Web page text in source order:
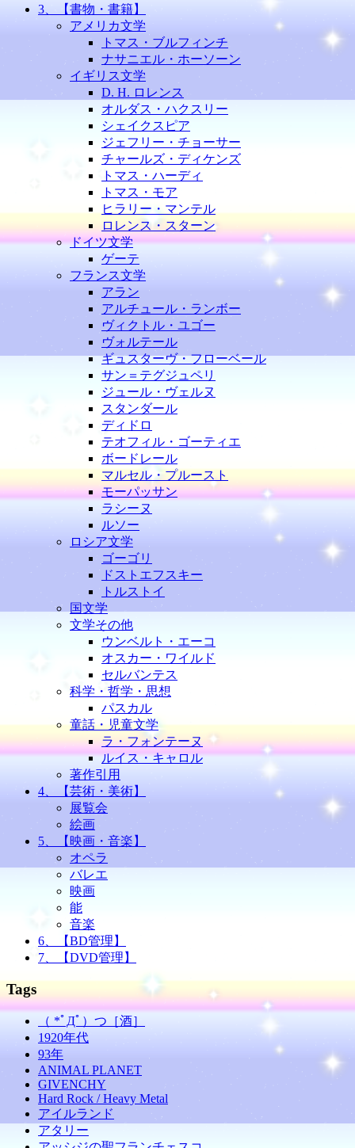
3、【書物・書籍】
アメリカ文学
トマス・ブルフィンチ
ナサニエル・ホーソーン
イギリス文学
D. H. ロレンス
オルダス・ハクスリー
シェイクスピア
ジェフリー・チョーサー
チャールズ・ディケンズ
トマス・ハーディ
トマス・モア
ヒラリー・マンテル
ロレンス・スターン
ドイツ文学
ゲーテ
フランス文学
アラン
アルチュール・ランボー
ヴィクトル・ユゴー
ヴォルテール
ギュスターヴ・フローベール
サン＝テグジュペリ
ジュール・ヴェルヌ
スタンダール
ディドロ
テオフィル・ゴーティエ
ボードレール
マルセル・プルースト
モーパッサン
ラシーヌ
ルソー
ロシア文学
ゴーゴリ
ドストエフスキー
トルストイ
国文学
文学その他
ウンベルト・エーコ
オスカー・ワイルド
セルバンテス
科学・哲学・思想
パスカル
童話・児童文学
ラ・フォンテーヌ
ルイス・キャロル
著作引用
4、【芸術・美術】
展覧会
絵画
5、【映画・音楽】
オペラ
バレエ
映画
能
音楽
6、【BD管理】
7、【DVD管理】
Tags
（ *ﾟДﾟ）つ［酒］
1920年代
93年
ANIMAL PLANET
GIVENCHY
Hard Rock / Heavy Metal
アイルランド
アタリー